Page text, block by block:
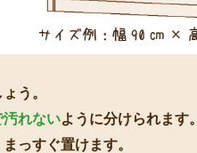
う。
汚れないように分けられます。
っすぐ置けます。